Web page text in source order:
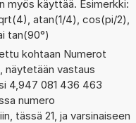
myös käyttää. Esimerkki:
atan(1/4), cos(pi/2),
tan(90°)
kohtaan Numerot
näytetään vastaus
4,947 081 436 463
numero
tässä 21, ja varsinaiseen